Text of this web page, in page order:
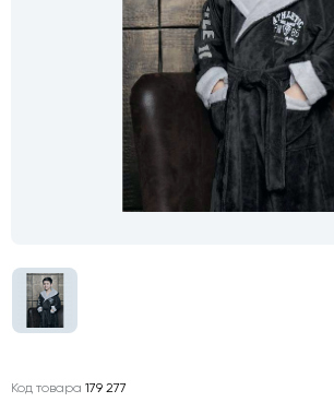
Код товара 179 277